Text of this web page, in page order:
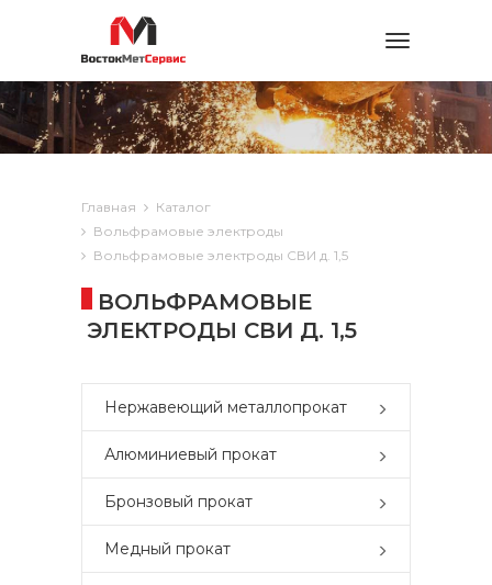
Toggle
Главная
Каталог
Вольфрамовые электроды
Вольфрамовые электроды СВИ д. 1,5
ВОЛЬФРАМОВЫЕ
ЭЛЕКТРОДЫ СВИ Д. 1,5
Нержавеющий металлопрокат
Алюминиевый прокат
Бронзовый прокат
Медный прокат